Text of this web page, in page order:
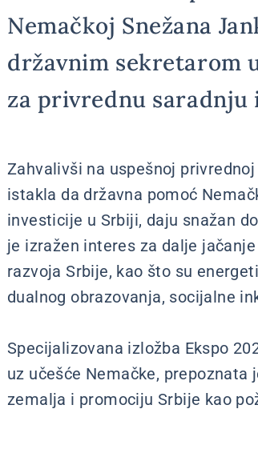
Nemačkoj Snežana
državnim sekretarom
za privrednu saradnju
Zahvalivši na uspešnoj
istakla da državna pomoć
investicije u Srbiji, daju snažan
je izražen interes za dalje
razvoja Srbije, kao što su
dualnog obrazovanja, socijalne
Specijalizovana izložba Ekspo
uz učešće Nemačke,
zemalja i promociju Srbije kao